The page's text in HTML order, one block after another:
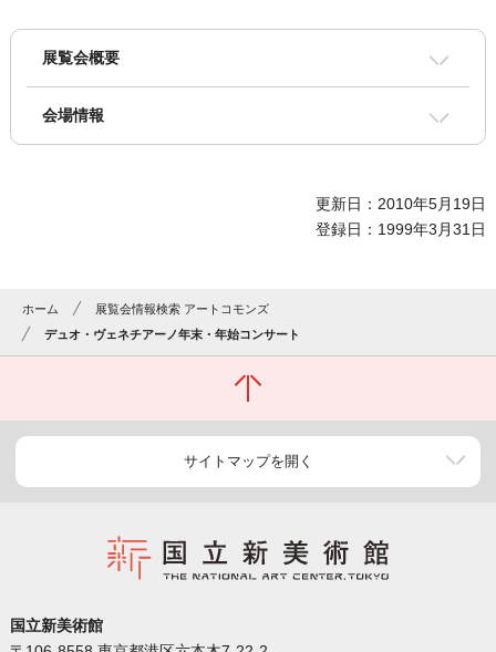
展覧会概要
会場情報
更新日：2010年5月19日
登録日：1999年3月31日
ホーム
展覧会情報検索 アートコモンズ
デュオ・ヴェネチアーノ年末・年始コンサート
サイトマップを開く
国立新美術館